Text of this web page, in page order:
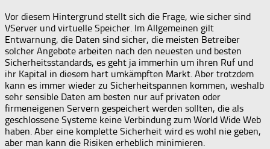
Vor diesem Hintergrund stellt sich die Frage, wie sicher sind
VServer und virtuelle Speicher. Im Allgemeinen gilt
Entwarnung, die Daten sind sicher, die meisten Betreiber
solcher Angebote arbeiten nach den neuesten und besten
Sicherheitsstandards, es geht ja immerhin um ihren Ruf und
ihr Kapital in diesem hart umkämpften Markt. Aber trotzdem
kann es immer wieder zu Sicherheitspannen kommen, weshalb
sehr sensible Daten am besten nur auf privaten oder
firmeneigenen Servern gespeichert werden sollten, die als
geschlossene Systeme keine Verbindung zum World Wide Web
haben. Aber eine komplette Sicherheit wird es wohl nie geben,
aber man kann die Risiken erheblich minimieren.